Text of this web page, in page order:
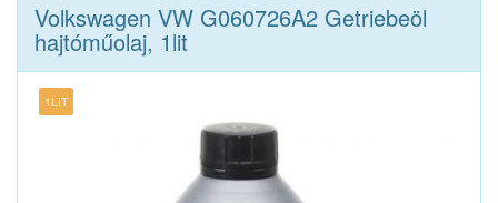
Volkswagen VW G060726A2 Getriebeöl
hajtóműolaj, 1lit
1LIT